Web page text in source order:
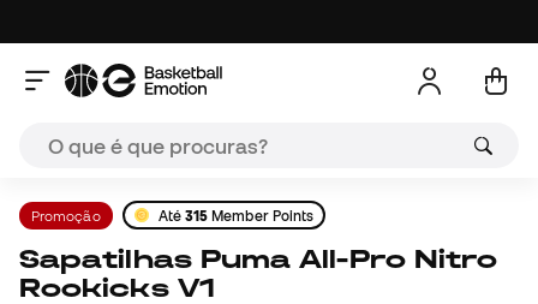
Promoção Até 315 Member Points
Sapatilhas Puma All-Pro Nitro
Rookicks V1